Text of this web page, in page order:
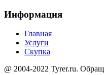
Информация
Главная
Услуги
Скупка
@ 2004-2022 Tyrer.ru.